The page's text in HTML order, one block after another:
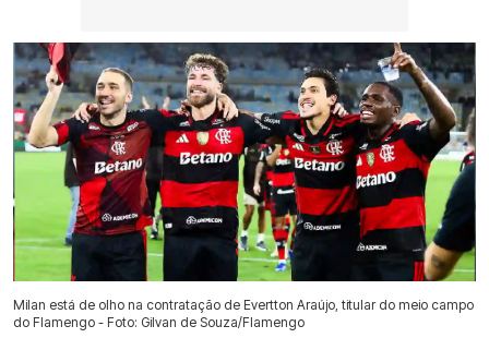
Milan está de olho na contratação de Evertton Araújo, titular do meio campo
do Flamengo - Foto: Gilvan de Souza/Flamengo